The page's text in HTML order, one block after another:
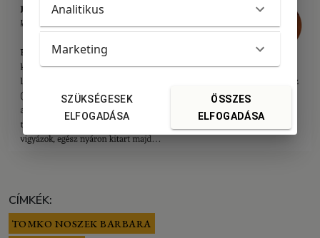
CÍMKÉK:
TOMKO NOSZEK BARBARA
Analitikus
Marketing
SZÜKSÉGESEK
ELFOGADÁSA
ÖSSZES
ELFOGADÁSA